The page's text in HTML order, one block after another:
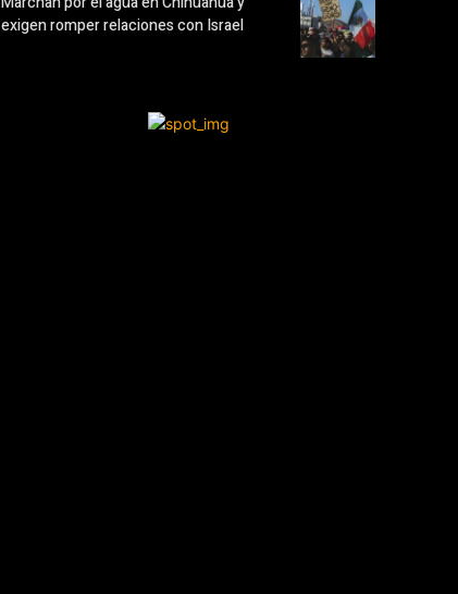
exigen romper relaciones con Israel